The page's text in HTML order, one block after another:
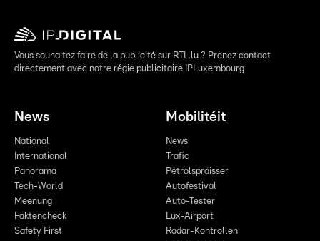
Vous souhaitez faire de la publicité sur RTL.lu ? Prenez contact
directement avec notre régie publicitaire IPLuxembourg
News
National
International
Panorama
Tech-World
Meenung
Faktencheck
Safety First
Mobilitéit
News
Trafic
Pëtrolspräisser
Autofestival
Auto-Tester
Lux-Airport
Radar-Kontrollen